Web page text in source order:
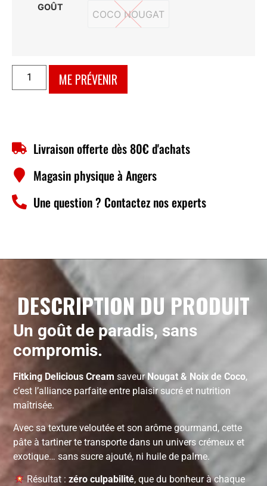
GOÛT
COCO NOUGAT
COCO NOUGAT
ME PRÉVENIR
Livraison offerte dès 80€ d'achats
Magasin physique à Angers
Une question ? Contactez nos experts
DESCRIPTION DU PRODUIT
Un goût de paradis, sans
compromis.
Fitking Delicious Cream saveurNougat & Noix de Coco,
c’est l’alliance parfaite entre plaisir sucré et nutrition
maîtrisée.
Avec sa texture veloutée et son arôme gourmand, cette
pâte à tartiner te transporte dans un univers crémeux et
exotique… sans sucre ajouté, ni huile de palme.
Résultat : zéro culpabilité, que du bonheur à chaque